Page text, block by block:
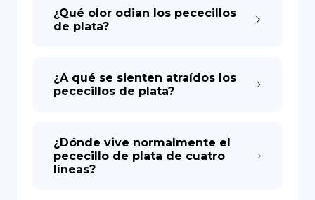
¿Qué olor odian los pececillos
de plata?
¿A qué se sienten atraídos los
pececillos de plata?
¿Dónde vive normalmente el
pececillo de plata de cuatro
líneas?